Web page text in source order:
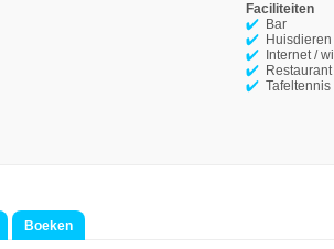
Faciliteiten
Bar
Internet /
Restaurant
Tafeltennis
Boeken